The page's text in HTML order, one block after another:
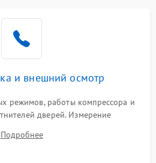
2000 ₽ Подробнее →
1000 ₽
и внешний осмотр
режимов, работы компрессора и
дверей. Измерение
мотора, проверка термостата и
с электронного дисплея.
Подробнее